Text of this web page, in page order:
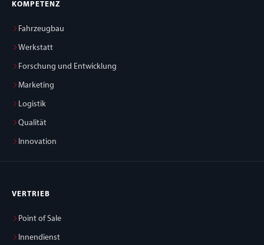
KOMPETENZ
Fahrzeugbau
Werkstatt
Forschung und Entwicklung
Marketing
Logistik
Qualität
Innovation
VERTRIEB
Point of Sale
Innendienst